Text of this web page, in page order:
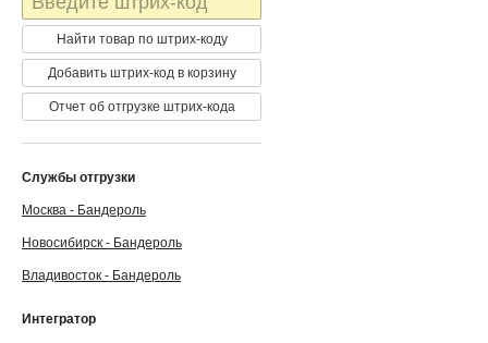
код
Найти товар по штрих-коду
Добавить штрих-код в корзину
Отчет об отгрузке штрих-кода
Службы отгрузки
Москва - Бандероль
Новосибирск - Бандероль
Владивосток - Бандероль
Интегратор